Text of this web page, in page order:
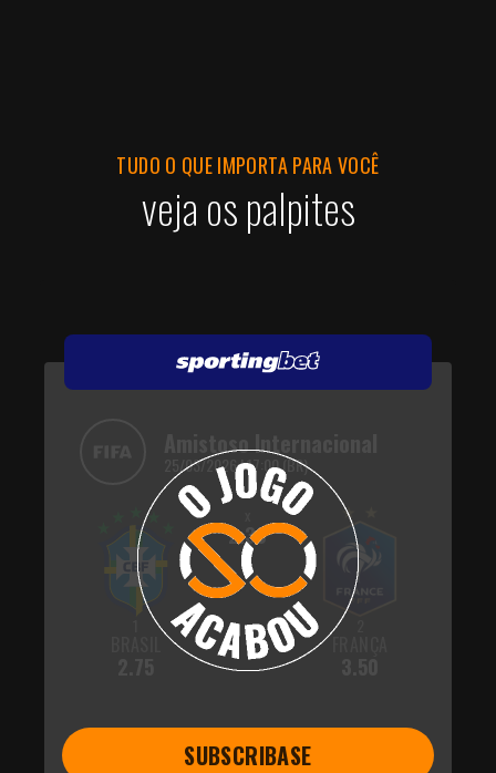
TUDO O QUE IMPORTA PARA VOCÊ
veja os palpites
Amistoso Internacional
25/03/2026 | 17:00 (BR)
2.30
SUBSCRIBASE